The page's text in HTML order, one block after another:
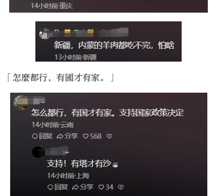
「怎麼都行，有國才有家。」